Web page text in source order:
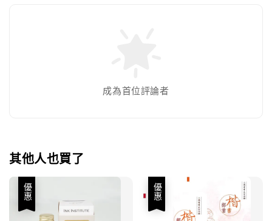
成為首位評論者
其他人也買了
優惠 優惠